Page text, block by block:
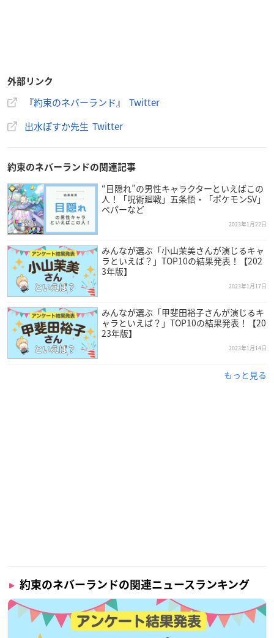
外部リンク
『約束のネバーランド』 Twitter
出水ぽすか先生 Twitter
約束のネバーランドの関連記事
“目隠れ”の男性キャラクターといえばこの
人！「呪術廻戦」五条悟・「ポケモンSV」
ペパーなど
2023年1月22日
みんなが選ぶ「小山茉美さんが演じるキャ
ラといえば？」TOP10の結果発表！【202
3年版】
2023年1月17日
みんなが選ぶ「甲斐田裕子さんが演じるキ
ャラといえば？」TOP10の結果発表！【20
23年版】
2023年1月14日
もっと見る
約束のネバーランドの関連ニュースランキング